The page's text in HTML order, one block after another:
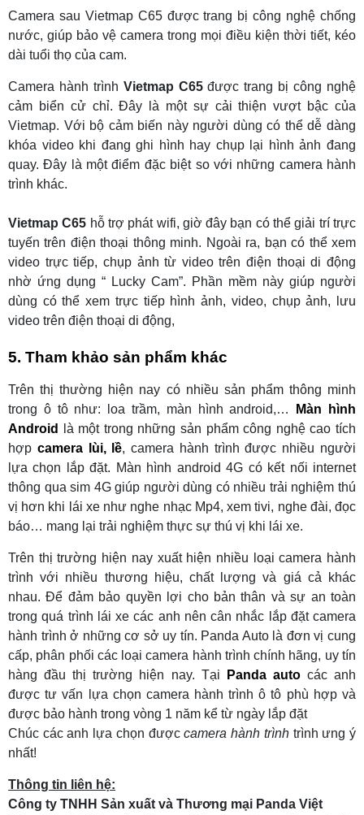
Camera sau Vietmap C65 được trang bị công nghệ chống
nước, giúp bảo vệ camera trong mọi điều kiện thời tiết, kéo
dài tuổi thọ của cam.
Camera hành trình Vietmap C65được trang bị công nghệ
cảm biển cử chỉ. Đây là một sự cải thiện vượt bậc của
Vietmap. Với bộ cảm biến này người dùng có thể dễ dàng
khóa video khi đang ghi hình hay chụp lại hình ảnh đang
quay. Đây là một điểm đặc biệt so với những camera hành
trình khác.
Vietmap C65 hỗ trợ phát wifi, giờ đây bạn có thể giải trí trực
tuyến trên điện thoại thông minh. Ngoài ra, bạn có thể xem
video trực tiếp, chụp ảnh từ video trên điện thoại di động
nhờ ứng dụng “ Lucky Cam”. Phần mềm này giúp người
dùng có thể xem trực tiếp hình ảnh, video, chụp ảnh, lưu
video trên điện thoại di động,
5. Tham khảo sản phẩm khác
Trên thị thường hiện nay có nhiều sản phẩm thông minh
trong ô tô như: loa trầm, màn hình android,…
Màn hình
Android
là một trong những sản phẩm công nghệ cao tích
hợp camera lùi, lề, camera hành trình được nhiều người
lựa chọn lắp đặt. Màn hình android 4G có kết nối internet
thông qua sim 4G giúp người dùng có nhiều trải nghiệm thú
vị hơn khi lái xe như nghe nhạc Mp4, xem tivi, nghe đài, đọc
báo… mang lại trải nghiệm thực sự thú vị khi lái xe.
Trên thị trường hiện nay xuất hiện nhiều loại camera hành
trình với nhiều thương hiệu, chất lượng và giá cả khác
nhau. Để đảm bảo quyền lợi cho bản thân và sự an toàn
trong quá trình lái xe các anh nên cân nhắc lắp đặt camera
hành trình ở những cơ sở uy tín. Panda Auto là đơn vị cung
cấp, phân phối các loại camera hành trình chính hãng, uy tín
hàng đầu thị trường hiện nay. Tại
Panda autocác anh
được tư vấn lựa chọn camera hành trình ô tô phù hợp và
được bảo hành trong vòng 1 năm kể từ ngày lắp đặt
Chúc các anh lựa chọn đượccamera hành trình trình ưng ý
nhất!
Thông tin liên hệ:
Công ty TNHH Sản xuất và Thương mại Panda Việt